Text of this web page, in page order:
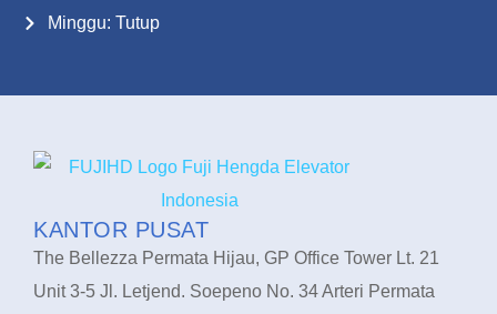
Minggu: Tutup
KANTOR PUSAT
The Bellezza Permata Hijau, GP Office Tower Lt. 21
Unit 3-5 Jl. Letjend. Soepeno No. 34 Arteri Permata